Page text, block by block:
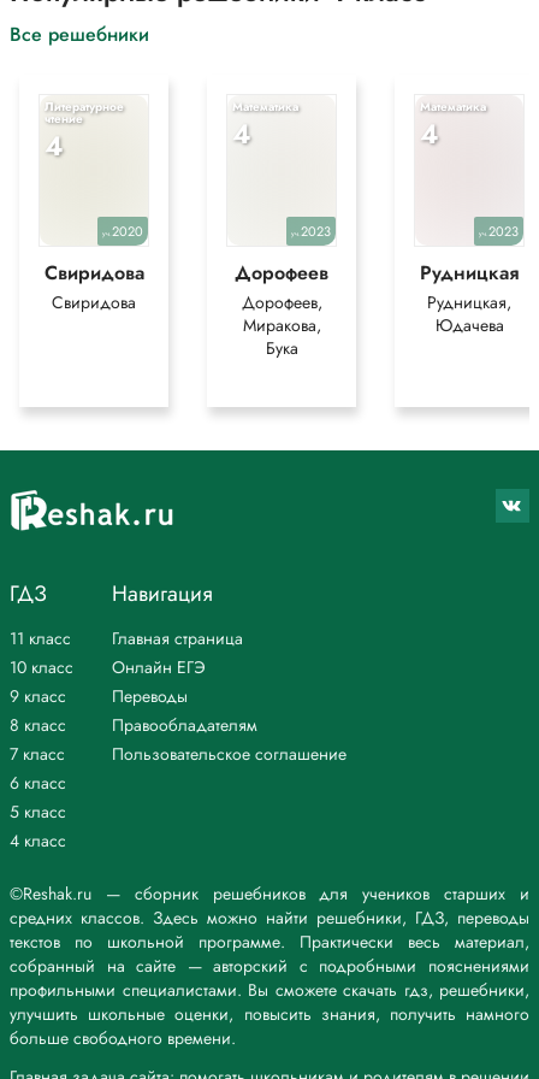
*Текст задания приводится исключительно в образовательных целях
для более полного понимания решения.
Все решебники
Литературное
чтение
4
уч.2020
Свиридова
Свиридова
Математика
4
уч. 2023
Дорофеев
Дорофеев,
Миракова,
Бука
Математика
4
уч.2023
Рудницкая
Рудницкая,
Юдачева
©Reshak.ru — сборник решебников для учеников старших и
средних классов. Здесь можно найти решебники, ГДЗ, переводы
текстов по школьной программе. Практически весь материал,
собранный на сайте — авторский с подробными пояснениями
профильными специалистами. Вы сможете скачать гдз, решебники,
улучшить школьные оценки, повысить знания, получить намного
больше свободного времени.
ГДЗ
11 класс
10 класс
9 класс
8 класс
7 класс
6 класс
5 класс
4 класс
Навигация
Главная страница
Онлайн ЕГЭ
Переводы
Правообладателям
Пользовательское соглашение